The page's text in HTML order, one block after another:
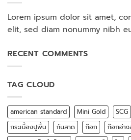
Lorem ipsum dolor sit amet,
elit, sed diam nonummy nibh
RECENT COMMENTS
TAG CLOUD
american standard Mini Gold SCG
กระเบื้องปูพื้น
กันสาด ก๊อก ก๊อกอ่าง